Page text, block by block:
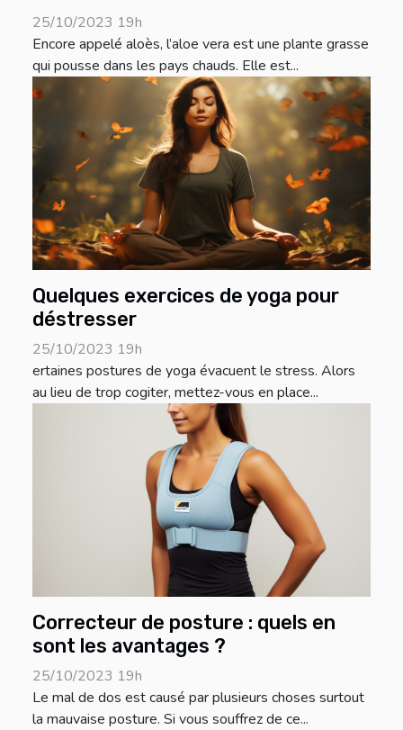
25/10/2023 19h
Encore appelé aloès, l’aloe vera est une plante grasse
qui pousse dans les pays chauds. Elle est...
Quelques exercices de yoga pour
déstresser
25/10/2023 19h
ertaines postures de yoga évacuent le stress. Alors
au lieu de trop cogiter, mettez-vous en place...
Correcteur de posture : quels en
sont les avantages ?
25/10/2023 19h
Le mal de dos est causé par plusieurs choses surtout
la mauvaise posture. Si vous souffrez de ce...